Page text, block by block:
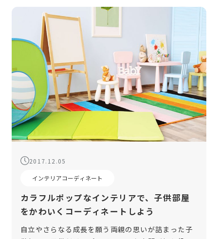
2017.12.05
インテリアコーディネート
カラフルポップなインテリアで、子供部屋
をかわいくコーディネートしよう
自立やさらなる成長を願う両親の思いが詰まった子